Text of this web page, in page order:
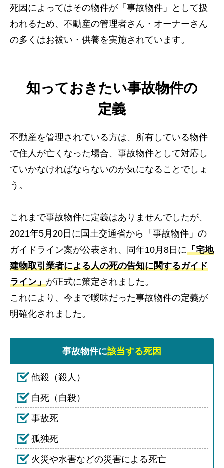
死因によってはその物件が「事故物件」として扱
われるため、不動産の管理者さん・オーナーさん
の多くはお祓い・供養を実施されています。
知っておきたい事故物件の
定義
不動産を管理されている方は、所有している物件
で住人が亡くなった場合、事故物件として対応し
ていかなければならないのか気になることでしょ
う。
これまで事故物件に定義はありませんでしたが、
2021年5月20日に国土交通省から「事故物件」の
ガイドライン案が公表され、同年10月8日に「宅地
建物取引業者による人の死の告知に関するガイド
ライン」が正式に策定されました。
これにより、今まで曖昧だった事故物件の定義が
明確化されました。
事故物件に該当する死因
他殺（殺人）
自死（自殺）
事故死
孤独死
火災や水害などの災害による死亡